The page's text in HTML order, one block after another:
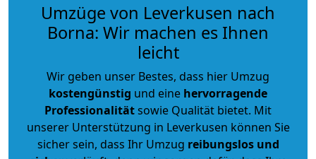
Umzüge von Leverkusen nach
Borna: Wir machen es Ihnen
leicht
Wir geben unser Bestes, dass hier Umzug
kostengünstig und eine hervorragende
Professionalitätsowie Qualität bietet. Mit
unserer Unterstützung in Leverkusen können Sie
sicher sein, dass Ihr Umzug reibungslos und